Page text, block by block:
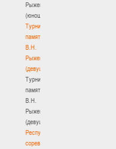
Рыженкова
(юноши)
Турнир
памяти
В.Н.
Рыженкова
(девушки)
Турнир
памяти
В.Н.
Рыженкова
(девушки)
Республиканские
соревнования